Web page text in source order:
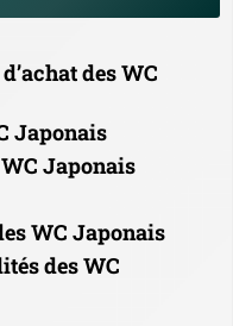
des WC
Japonais
Japonais
WC Japonais
des WC